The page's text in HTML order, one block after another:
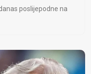
poslijepodne na